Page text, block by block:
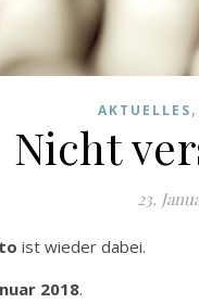
AKTUELLES,
Nicht
23.
ist wieder dabei.
2018.